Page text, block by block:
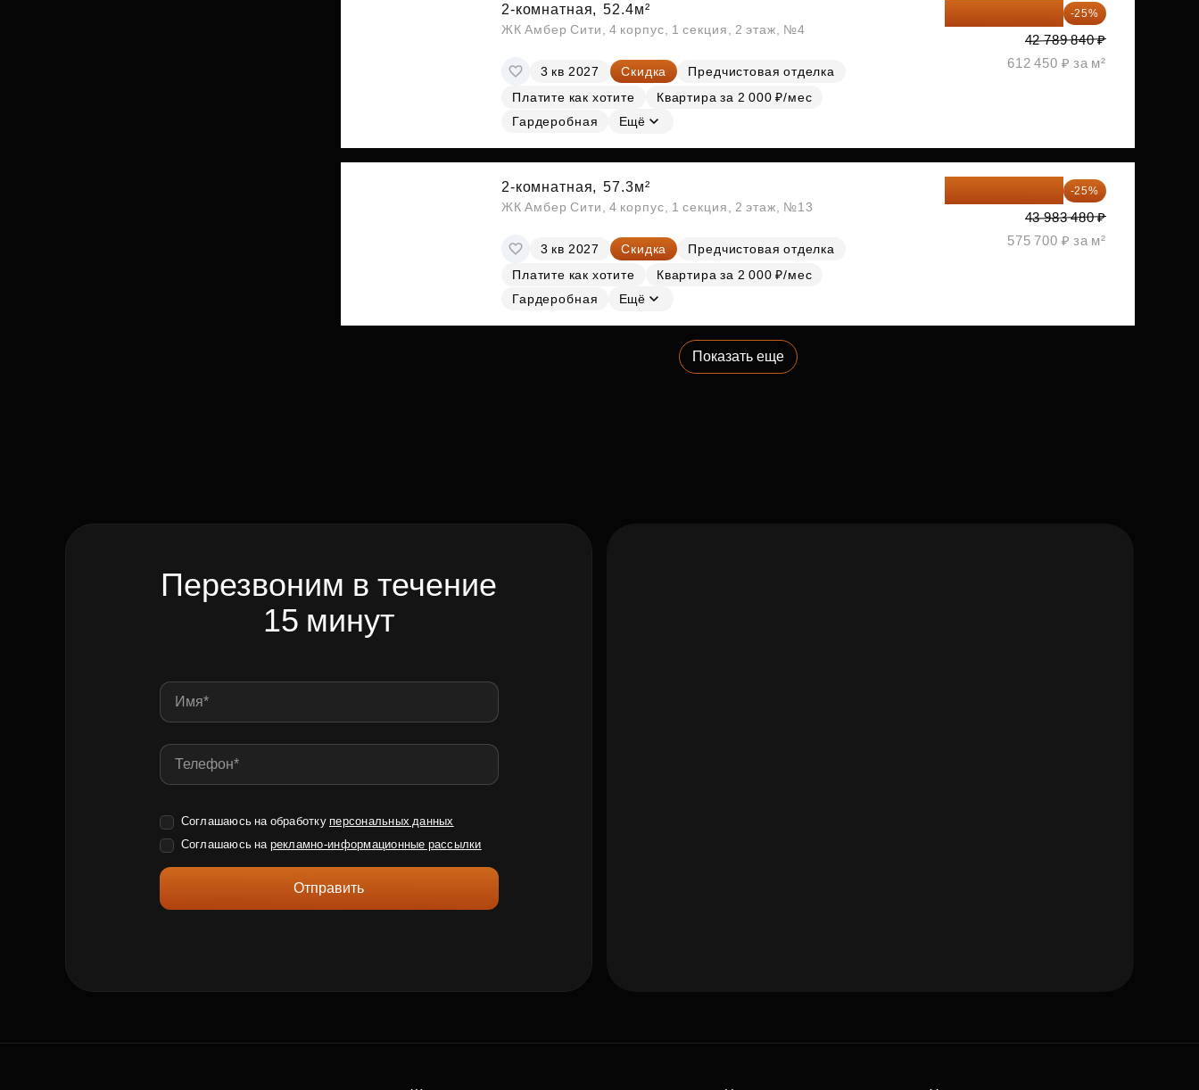
2-комнатная, 52.4м²
ЖК Амбер Сити, 4 корпус, 1 секция, 2 этаж, №4
3 кв 2027 Скидка
Предчистовая отделка
Платите как хотите
Квартира за 2 000 ₽/мес
Гардеробная
Ещё
-25%
42 789 840 ₽
612 450 ₽ за м²
2-комнатная, 57.3м²
ЖК Амбер Сити, 4 корпус, 1 секция, 2 этаж, №13
3 кв 2027 Скидка
Предчистовая отделка
Платите как хотите
Квартира за 2 000 ₽/мес
Гардеробная
Ещё
-25%
43 983 480 ₽
575 700 ₽ за м²
Показать еще
Перезвоним в течение
15 минут
Соглашаюсь на обработку персональных данных
Соглашаюсь на рекламно-информационные рассылки
Отправить